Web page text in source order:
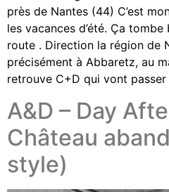
près de Nantes (44) C’est
les vacances d’été. Ça tombe
route . Direction la région de
précisément à Abbaretz, au
retrouve C+D qui vont
A&D – Day
Château
style)